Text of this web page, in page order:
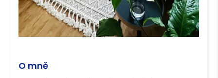
O mně